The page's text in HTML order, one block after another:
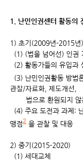
1. 난민인권센터 활동의
1) 초기(2009년-2015년)
(1) (법을 넘어선) 인권
(2) 활동가들의 유입과
(3) 난민인권활동 방법
관찰/자료화, 제도개선,
법으로 환원되지 않
(4) 주요 도전과 과제:
맹점2 을 관찰 및 대응
2) 중기(2015-2020)
(1) 세대교체